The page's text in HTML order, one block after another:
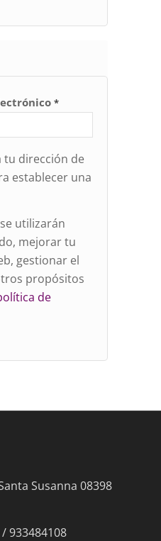
*
tu dirección de
establecer una
utilizarán
mejorar tu
gestionar el
propósitos
de
Susanna 08398
933484108